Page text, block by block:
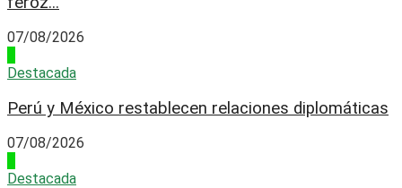
07/08/2026
Destacada
Perú y México restablecen relaciones diplomáticas
07/08/2026
Destacada